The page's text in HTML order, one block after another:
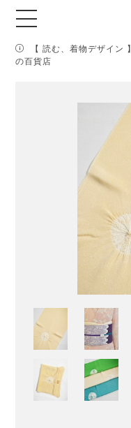
【 読む、着物デザイ
の百貨店